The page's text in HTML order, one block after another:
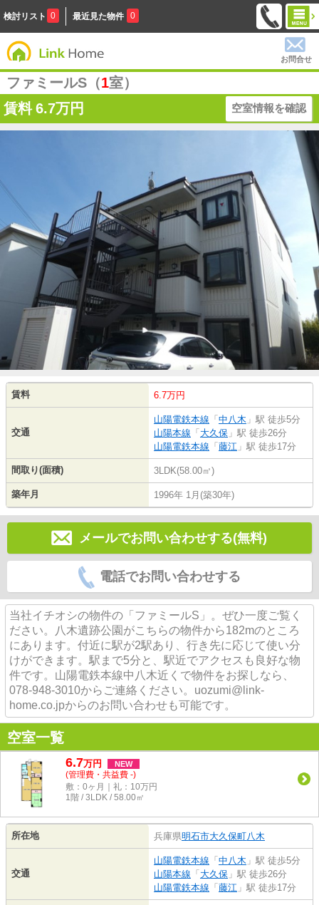
検討リスト 0 最近見た物件 0
お問合せ
ファミールS（1室）
賃料 6.7万円 空室情報を確認
賃料 6.7万円
交通
山陽電鉄本線 「 中八木 」駅 徒歩5分
山陽本線 「 大久保 」駅 徒歩26分
山陽電鉄本線 「 藤江 」駅 徒歩17分
間取り(面積) 3LDK(58.00㎡)
築年月 1996年 1月(築30年)
メールでお問い合わせする(無料)
電話でお問い合わせする
当社イチオシの物件の「ファミールS」。ぜひ一度ご覧く
ださい。八木遺跡公園がこちらの物件から182mのところ
にあります。付近に駅が2駅あり、行き先に応じて使い分
けができます。駅まで5分と、駅近でアクセスも良好な物
件です。山陽電鉄本線中八木近くで物件をお探しなら、
078-948-3010からご連絡ください。uozumi@link-
home.co.jpからのお問い合わせも可能です。
空室一覧
6.7万円 NEW
(管理費・共益費 -)
敷：0ヶ月｜礼：10万円
1階 / 3LDK / 58.00㎡
所在地 兵庫県明石市大久保町八木
交通
山陽電鉄本線 「 中八木 」駅 徒歩5分
山陽本線 「 大久保 」駅 徒歩26分
山陽電鉄本線 「 藤江 」駅 徒歩17分